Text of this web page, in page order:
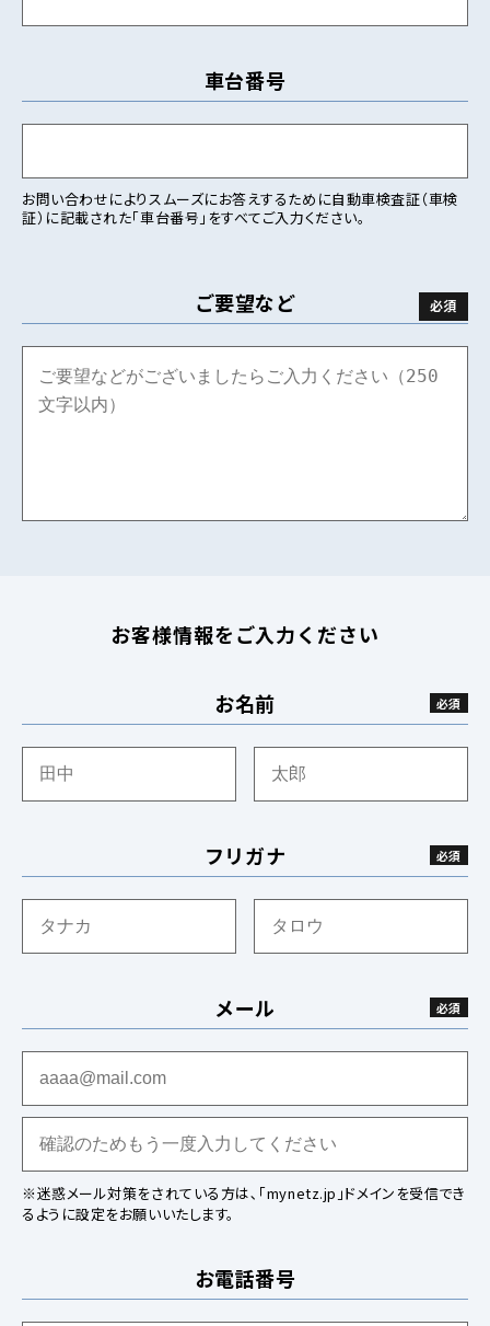
車台番号
お問い合わせによりスムーズにお答えするために自動車検査証（車検
証）に記載された「車台番号」をすべてご入力ください。
ご要望など
お客様情報をご入力ください
お名前
フリガナ
メール
※迷惑メール対策をされている方は､「mynetz.jp」ドメインを受信でき
るように設定をお願いいたします。
お電話番号